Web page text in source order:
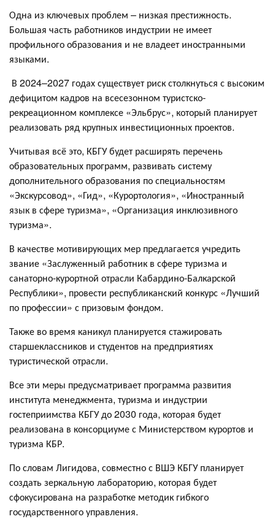
Одна из ключевых проблем – низкая престижность.
Большая часть работников индустрии не имеет
профильного образования и не владеет иностранными
языками.
В 2024–2027 годах существует риск столкнуться с высоким
дефицитом кадров на всесезонном туристско-
рекреационном комплексе «Эльбрус», который планирует
реализовать ряд крупных инвестиционных проектов.
Учитывая всё это, КБГУ будет расширять перечень
образовательных программ, развивать систему
дополнительного образования по специальностям
«Экскурсовод», «Гид», «Курортология», «Иностранный
язык в сфере туризма», «Организация инклюзивного
туризма».
В качестве мотивирующих мер предлагается учредить
звание «Заслуженный работник в сфере туризма и
санаторно-курортной отрасли Кабардино-Балкарской
Республики», провести республиканский конкурс «Лучший
по профессии» с призовым фондом.
Также во время каникул планируется стажировать
старшеклассников и студентов на предприятиях
туристической отрасли.
Все эти меры предусматривает программа развития
института менеджмента, туризма и индустрии
гостеприимства КБГУ до 2030 года, которая будет
реализована в консорциуме с Министерством курортов и
туризма КБР.
По словам Лигидова, совместно с ВШЭ КБГУ планирует
создать зеркальную лабораторию, которая будет
сфокусирована на разработке методик гибкого
государственного управления.